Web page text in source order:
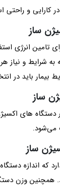
و راحتی
ساز
تامین انرژی
به شرایط و
بیمار باید در
می‌شود.
ساز
که اندازه
وزن